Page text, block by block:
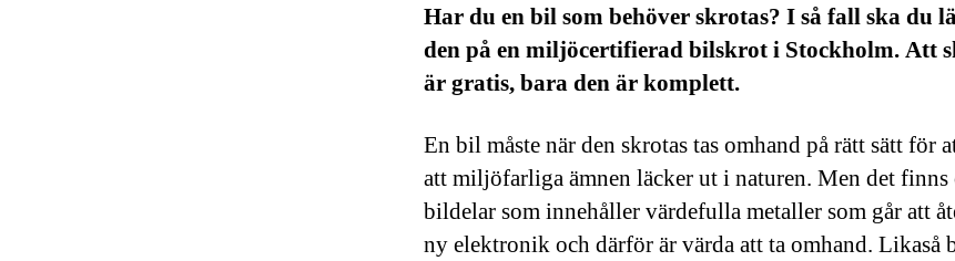
Har du en bil som behöver skrotas? I så fall ska du
den på en miljöcertifierad bilskrot i Stockholm. Att
är gratis, bara den är komplett.
En bil måste när den skrotas tas omhand på rätt sätt för
att miljöfarliga ämnen läcker ut i naturen. Men det finns
bildelar som innehåller värdefulla metaller som går att
ny elektronik och därför är värda att ta omhand. Likaså